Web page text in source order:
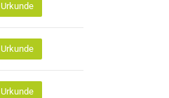
Urkunde
Urkunde
Urkunde